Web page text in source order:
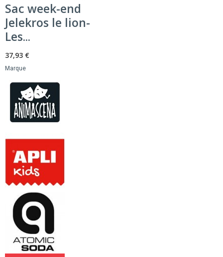
Sac week-end
Jelekros le lion-
Les...
37,93 €
Marque